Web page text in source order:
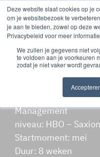
Deze website slaat cookies op je
om je websitebezoek te
je aan te bieden, zowel op deze
Privacybeleid voor meer
We zullen je gegevens niet
te voldoen aan je voorkeuren
zodat je niet vaker wordt
Customer
(webshop)
Studenten: 1e jaars
Associate Degree
Management
niveau: HBO – Saxion
Startmoment: mei
Duur: 8 weken